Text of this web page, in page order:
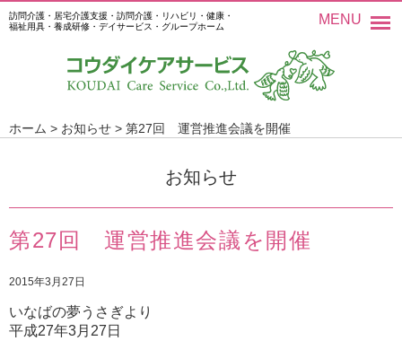
訪問介護・居宅介護支援・訪問介護・リハビリ・健康・
福祉用具・養成研修・デイサービス・グループホーム
MENU
ホーム > お知らせ > 第27回 運営推進会議を開催
お知らせ
第27回 運営推進会議を開催
2015年3月27日
いなばの夢うさぎより
平成27年3月 27 日